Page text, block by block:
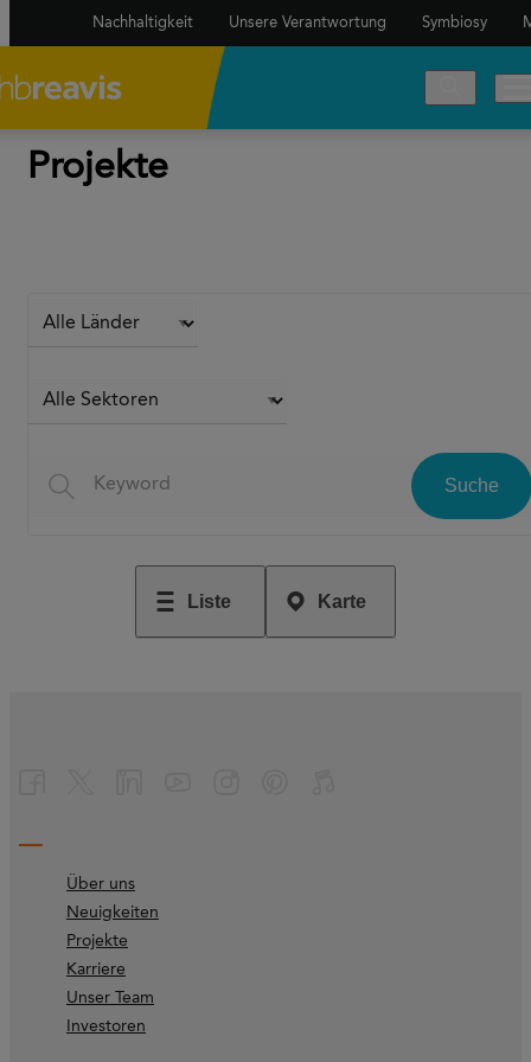
Nachhaltigkeit Unsere Verantwortung Symbiosy
Projekte
Suche
Liste Karte
Über uns
Neuigkeiten
Projekte
Karriere
Unser Team
Investoren